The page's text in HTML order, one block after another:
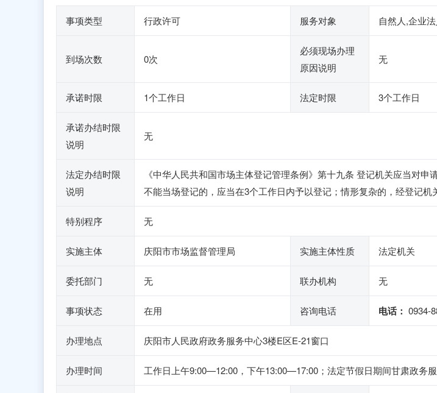
事项类型 行政许可 服务对象 自然人,企业
到场次数 0次
必须现场办理
原因说明
无
承诺时限 1个工作日 法定时限 3个工作日
承诺办结时限
说明
无
法定办结时限
说明
《中华人民共和国市场主体登记管理条例》第十九条 登记机关应当对
不能当场登记的，应当在3个工作日内予以登记；情形复杂的，经登记机
特别程序 无
实施主体 庆阳市市场监督管理局 实施主体性质 法定机关
委托部门 无 联办机构 无
事项状态 在用 咨询电话 电话： 0934-
办理地点 庆阳市人民政府政务服务中心3楼E区E-21窗口
办理时间 工作日上午9:00—12:00，下午13:00—17:00；法定节假日期间甘肃政务